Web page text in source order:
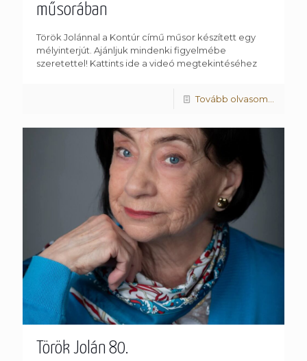
műsorában
Török Jolánnal a Kontúr című műsor készített egy
mélyinterjút. Ajánljuk mindenki figyelmébe
szeretettel! Kattints ide a videó megtekintéséhez
Tovább olvasom...
Török Jolán 80.